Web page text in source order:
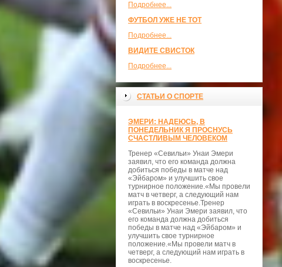
Подробнее...
ФУТБОЛ УЖЕ НЕ ТОТ
Подробнее...
ВИДИТЕ СВИСТОК
Подробнее...
СТАТЬИ О СПОРТЕ
ЭМЕРИ: НАДЕЮСЬ, В
ПОНЕДЕЛЬНИК Я ПРОСНУСЬ
СЧАСТЛИВЫМ ЧЕЛОВЕКОМ
Тренер «Севильи» Унаи Эмери
заявил, что его команда должна
добиться победы в матче над
«Эйбаром» и улучшить свое
турнирное положение.«Мы провели
матч в четверг, а следующий нам
играть в воскресенье.Тренер
«Севильи» Унаи Эмери заявил, что
его команда должна добиться
победы в матче над «Эйбаром» и
улучшить свое турнирное
положение.«Мы провели матч в
четверг, а следующий нам играть в
воскресенье.